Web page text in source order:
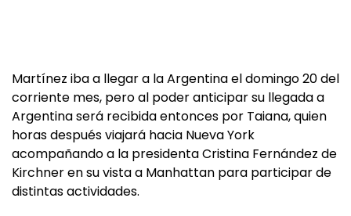
Martínez iba a llegar a la Argentina el domingo 20 del
corriente mes, pero al poder anticipar su llegada a
Argentina será recibida entonces por Taiana, quien
horas después viajará hacia Nueva York
acompañando a la presidenta Cristina Fernández de
Kirchner en su vista a Manhattan para participar de
distintas actividades.